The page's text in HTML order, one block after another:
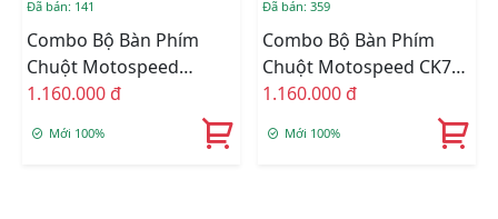
Đã bán: 141
Combo Bộ Bàn Phím
Chuột Motospeed
GS700 CAMO ORANGE
1.160.000 đ
Mới 100%
Đã bán: 359
Combo Bộ Bàn Phím
Chuột Motospeed CK700
Pink
1.160.000 đ
Mới 100%